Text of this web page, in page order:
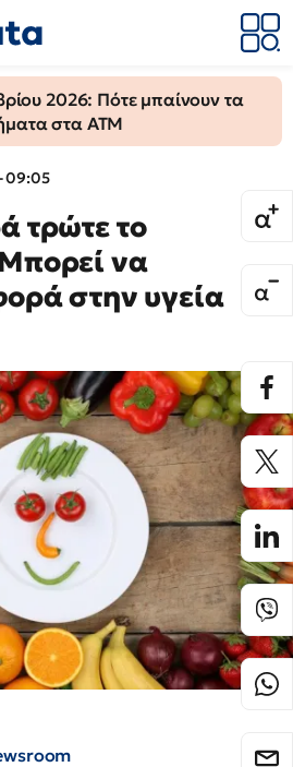
2026: Πότε μπαίνουν τα
στα ΑΤΜ
09:05
τρώτε το
να
στην υγεία